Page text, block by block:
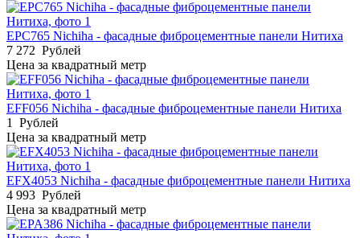
EPC765 Nichiha - фасадные фиброцементные панели Нитиха
7 272 Рублей
Цена за квадратный метр
EFF056 Nichiha - фасадные фиброцементные панели Нитиха
1
Рублей
Цена за квадратный метр
EFX4053 Nichiha - фасадные фиброцементные панели Нитиха
4 993 Рублей
Цена за квадратный метр